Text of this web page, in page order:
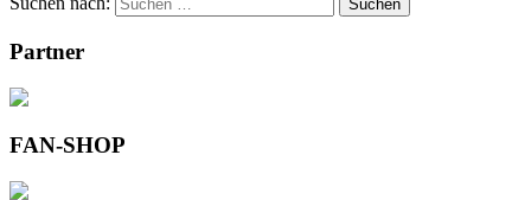
Suchen
Partner
FAN-SHOP